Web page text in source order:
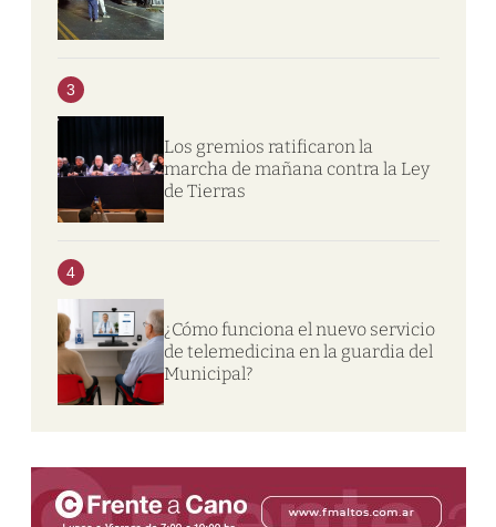
3
Los gremios ratificaron la
marcha de mañana contra la Ley
de Tierras
4
¿Cómo funciona el nuevo servicio
de telemedicina en la guardia del
Municipal?